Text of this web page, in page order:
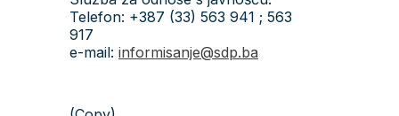
Telefon: +387 (33) 563 941 ; 563
917
e-mail: informisanje@sdp.ba